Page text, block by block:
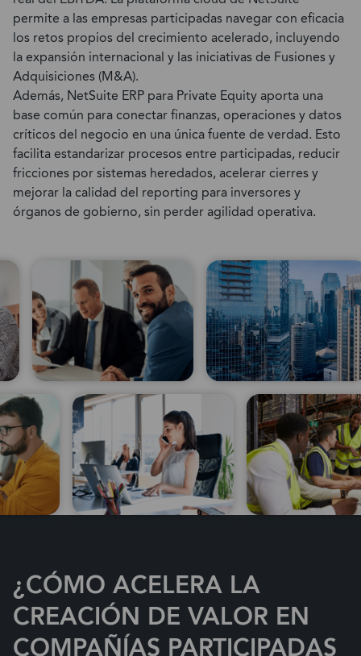
permite a las empresas participadas navegar con eficacia
los retos propios del crecimiento acelerado, incluyendo
la expansión internacional y las iniciativas de Fusiones y
Adquisiciones (M&A).
Además, NetSuite ERP para Private Equity aporta una
base común para conectar finanzas, operaciones y datos
críticos del negocio en una única fuente de verdad. Esto
facilita estandarizar procesos entre participadas, reducir
fricciones por sistemas heredados, acelerar cierres y
mejorar la calidad del reporting para inversores y
órganos de gobierno, sin perder agilidad operativa.
¿CÓMO ACELERA LA
CREACIÓN DE VALOR EN
COMPAÑÍAS PARTICIPADAS